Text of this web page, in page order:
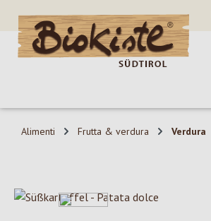
al contenuto principale
Salta alla ricerca
Passa alla navigazione principale
Alimenti Frutta & verdura Verdura
Salta la galleria di immagini